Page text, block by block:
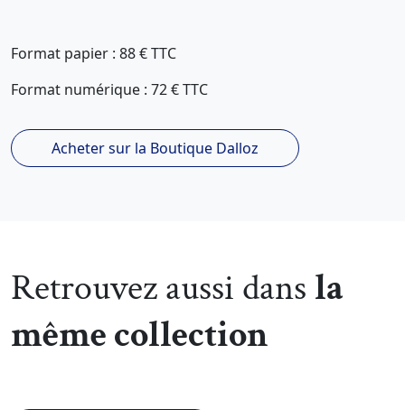
Format papier : 88 € TTC
Format numérique : 72 € TTC
Acheter sur la Boutique Dalloz
Retrouvez aussi dans la
même collection